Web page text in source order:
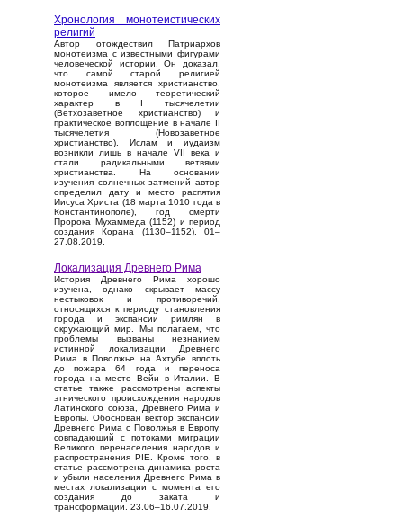
Хронология монотеистических
религий
Автор отождествил Патриархов
монотеизма с известными фигурами
человеческой истории. Он доказал,
что самой старой религией
монотеизма является христианство,
которое имело теоретический
характер в I тысячелетии
(Ветхозаветное христианство) и
практическое воплощение в начале II
тысячелетия (Новозаветное
христианство). Ислам и иудаизм
возникли лишь в начале VII века и
стали радикальными ветвями
христианства. На основании
изучения солнечных затмений автор
определил дату и место распятия
Иисуса Христа (18 марта 1010 года в
Константинополе), год смерти
Пророка Мухаммеда (1152) и период
создания Корана (1130–1152). 01–
27.08.2019.
Локализация Древнего Рима
История Древнего Рима хорошо
изучена, однако скрывает массу
нестыковок и противоречий,
относящихся к периоду становления
города и экспансии римлян в
окружающий мир. Мы полагаем, что
проблемы вызваны незнанием
истинной локализации Древнего
Рима в Поволжье на Ахтубе вплоть
до пожара 64 года и переноса
города на место Вейи в Италии. В
статье также рассмотрены аспекты
этнического происхождения народов
Латинского союза, Древнего Рима и
Европы. Обоснован вектор экспансии
Древнего Рима с Поволжья в Европу,
совпадающий с потоками миграции
Великого перенаселения народов и
распространения PIE. Кроме того, в
статье рассмотрена динамика роста
и убыли населения Древнего Рима в
местах локализации с момента его
создания до заката и
трансформации. 23.06–16.07.2019.